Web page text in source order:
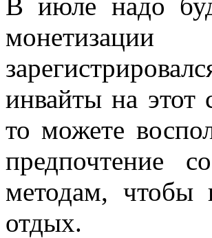
инвайты на этот
то можете
предпочтение
методам, чтобы
отдых.